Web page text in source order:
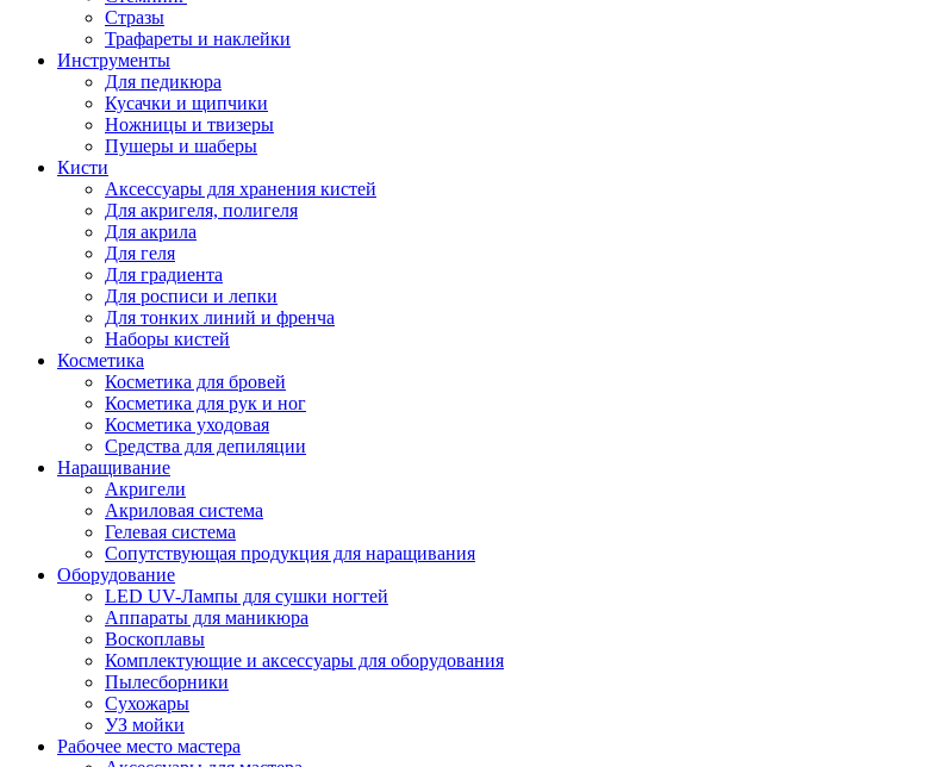
Стразы
Трафареты и наклейки
Инструменты
Для педикюра
Кусачки и щипчики
Ножницы и твизеры
Пушеры и шаберы
Кисти
Аксессуары для хранения кистей
Для акригеля, полигеля
Для акрила
Для геля
Для градиента
Для росписи и лепки
Для тонких линий и френча
Наборы кистей
Косметика
Косметика для бровей
Косметика для рук и ног
Косметика уходовая
Средства для депиляции
Наращивание
Акригели
Акриловая система
Гелевая система
Сопутствующая продукция для наращивания
Оборудование
LED UV-Лампы для сушки ногтей
Аппараты для маникюра
Воскоплавы
Комплектующие и аксессуары для оборудования
Пылесборники
Сухожары
УЗ мойки
Рабочее место мастера